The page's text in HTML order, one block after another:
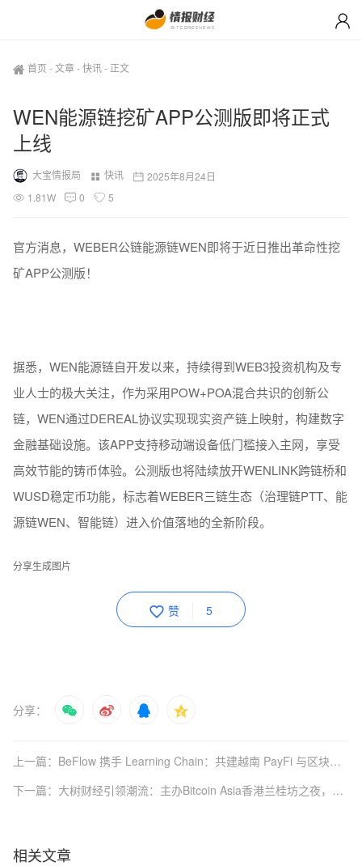
首页 -文章-快讯- 正文
WEN能源链挖矿APP公测版即将正式
上线
大宝情报局 快讯
2025年8月24日
1.81W
0 5
官方消息，WEBER公链能源链WEN即将于近日推出革命性挖
矿APP公测版！
据悉，WEN能源链自开发以来，持续得到WEB3投资机构及专
业人士的极大关注，作为采用POW+POA混合共识的创新公
链，WEN通过DEREAL协议实现现实资产链上映射，构建数字
金融基础设施。该APP支持移动端设备低门槛接入主网，享受
高效节能的铸币体验。公测版也将陆续放开WENLINK跨链桥和
WUSD稳定币功能，标志着WEBER三链生态（治理链PTT、能
源链WEN、智能链）进入价值落地的全新阶段。
分享生成图片
赞 5
分享：
上一篇：BeFlow 携手 Learning Chain：共建越南 PayFi 与区块链生态
下一篇：大树财经引领潮流：主办Bitcoin Asia香港兰桂坊之夜，携手MiniDoge共创加密盛宴
相关文章